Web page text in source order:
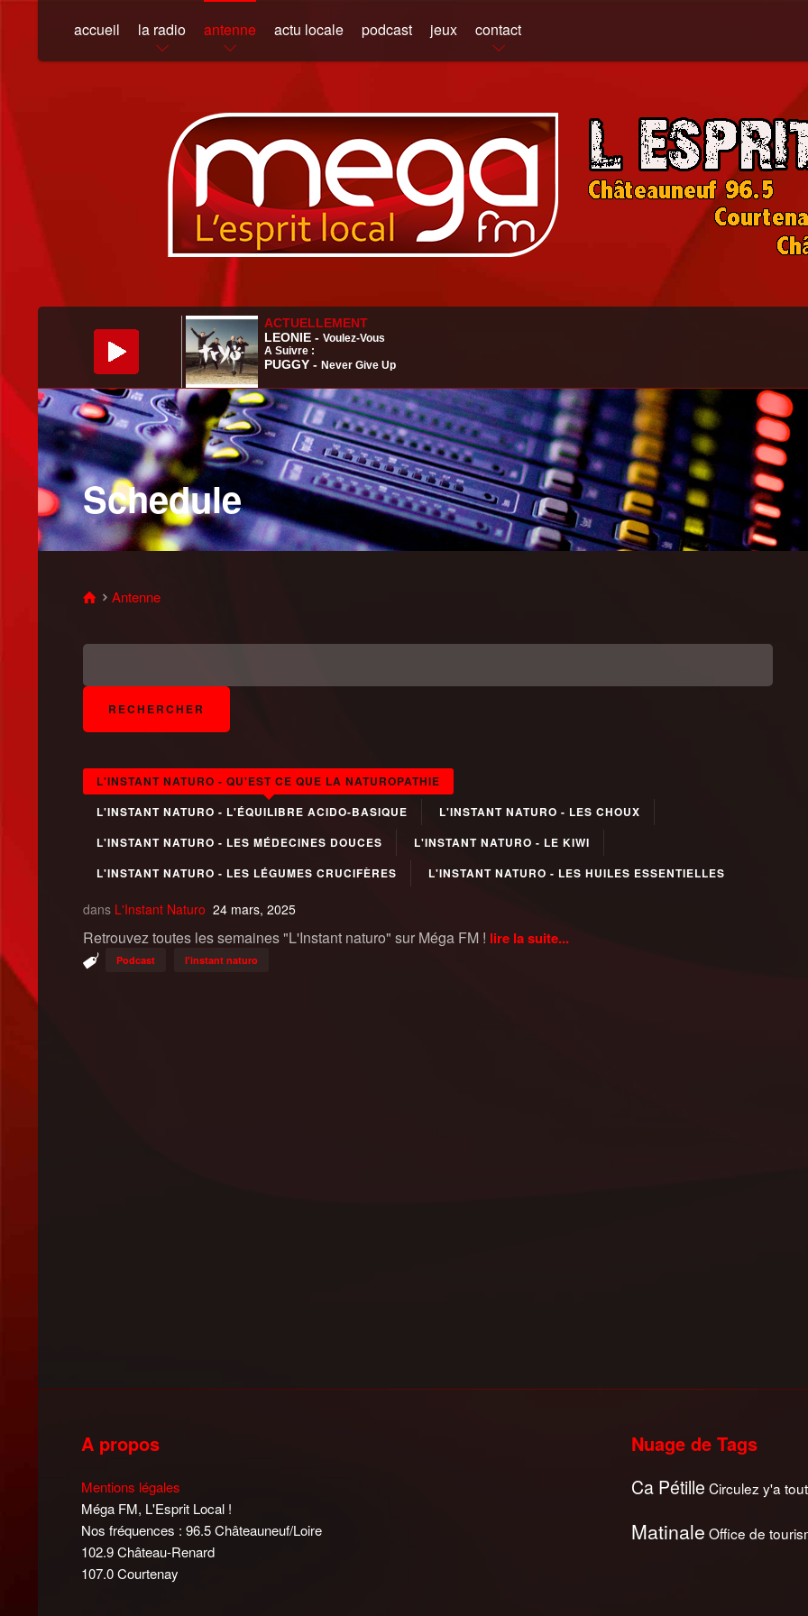
accueil la radio antenne actu locale podcast jeux contact
Schedule
Antenne
L'INSTANT NATURO - QU'EST CE QUE LA NATUROPATHIE
L'INSTANT NATURO - L'ÉQUILIBRE ACIDO-BASIQUE
L'INSTANT NATURO - LES CHOUX
L'INSTANT NATURO - LES MÉDECINES DOUCES
L'INSTANT NATURO - LE KIWI
L'INSTANT NATURO - LES LÉGUMES CRUCIFÈRES
L'INSTANT NATURO - LES HUILES ESSENTIELLES
dans L'Instant Naturo 24 mars, 2025
Retrouvez toutes les semaines "L'Instant naturo" sur Méga FM ! lire la suite...
Podcast l'instant naturo
A propos
Mentions légales
Méga FM, L'Esprit Local !
Nos fréquences : 96.5 Châteauneuf/Loire
102.9 Château-Renard
107.0 Courtenay
Nuage de Tags
Ca Pétille Circulez y'a
Matinale Office de